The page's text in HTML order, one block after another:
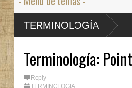
TERMINOLOGÍA
Lock
Terminología: Point
Reply
TERMINOLOGIA